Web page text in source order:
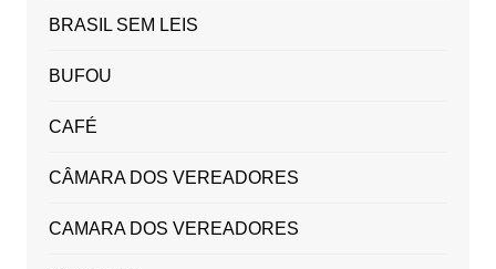
BRASIL SEM LEIS
BUFOU
CAFÉ
CÂMARA DOS VEREADORES
CAMARA DOS VEREADORES